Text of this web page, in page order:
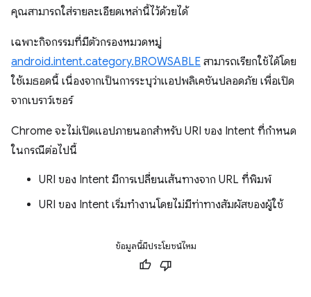
คุณสามารถใส่รายละเอียดเหล่านี้ไว้ด้วยได้
เฉพาะกิจกรรมที่มีตัวกรองหมวดหมู่
android.intent.category.BROWSABLE สามารถเรียกใช้ได้โดย
ใช้เมธอดนี้ เนื่องจากเป็นการระบุว่าแอปพลิเคชันปลอดภัย เพื่อเปิด
จากเบราว์เซอร์
Chrome จะไม่เปิดแอปภายนอกสำหรับ URI ของ Intent ที่กำหนด
ในกรณีต่อไปนี้
URI ของ Intent มีการเปลี่ยนเส้นทางจาก URL ที่พิมพ์
URI ของ Intent เริ่มทำงานโดยไม่มีท่าทางสัมผัสของผู้ใช้
ข้อมูลนี้มีประโยชน์ไหม